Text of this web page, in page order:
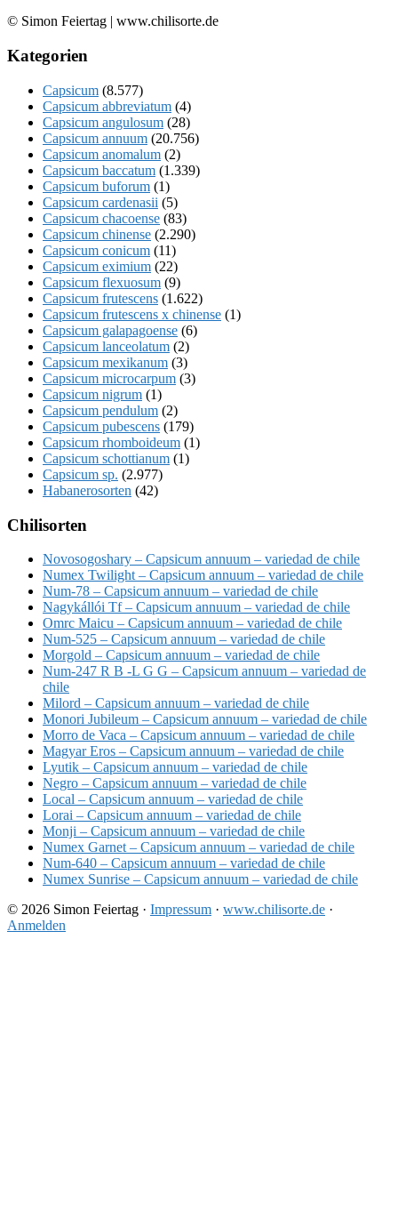
© Simon Feiertag | www.chilisorte.de
Kategorien
Capsicum (8.577)
Capsicum abbreviatum (4)
Capsicum angulosum (28)
Capsicum annuum (20.756)
Capsicum anomalum (2)
Capsicum baccatum (1.339)
Capsicum buforum (1)
Capsicum cardenasii (5)
Capsicum chacoense (83)
Capsicum chinense (2.290)
Capsicum conicum (11)
Capsicum eximium (22)
Capsicum flexuosum (9)
Capsicum frutescens (1.622)
Capsicum frutescens x chinense (1)
Capsicum galapagoense (6)
Capsicum lanceolatum (2)
Capsicum mexikanum (3)
Capsicum microcarpum (3)
Capsicum nigrum (1)
Capsicum pendulum (2)
Capsicum pubescens (179)
Capsicum rhomboideum (1)
Capsicum schottianum (1)
Capsicum sp. (2.977)
Habanerosorten (42)
Chilisorten
Novosogoshary – Capsicum annuum – variedad de chile
Numex Twilight – Capsicum annuum – variedad de chile
Num-78 – Capsicum annuum – variedad de chile
Nagykállói Tf – Capsicum annuum – variedad de chile
Omrc Maicu – Capsicum annuum – variedad de chile
Num-525 – Capsicum annuum – variedad de chile
Morgold – Capsicum annuum – variedad de chile
Num-247 R B -L G G – Capsicum annuum – variedad de
chile
Milord – Capsicum annuum – variedad de chile
Monori Jubileum – Capsicum annuum – variedad de chile
Morro de Vaca – Capsicum annuum – variedad de chile
Magyar Eros – Capsicum annuum – variedad de chile
Lyutik – Capsicum annuum – variedad de chile
Negro – Capsicum annuum – variedad de chile
Local – Capsicum annuum – variedad de chile
Lorai – Capsicum annuum – variedad de chile
Monji – Capsicum annuum – variedad de chile
Numex Garnet – Capsicum annuum – variedad de chile
Num-640 – Capsicum annuum – variedad de chile
Numex Sunrise – Capsicum annuum – variedad de chile
© 2026 Simon Feiertag · Impressum · www.chilisorte.de ·
Anmelden